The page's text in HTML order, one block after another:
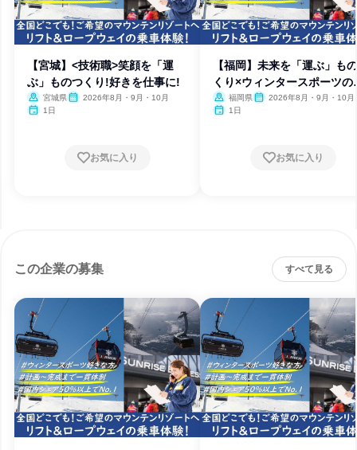
【宮城】<技術職>笑顔を「運
ぶ」ものつくり!好きを仕事に!
宮城県
2026年8月・9月・10月
1日
お気に入り
【福岡】未来を「運ぶ」も
くり×ウィンタースポーツの
台へ福岡県
2026年8月・9月・10月
1日
お気に入り
この企業の募集 すべて見る